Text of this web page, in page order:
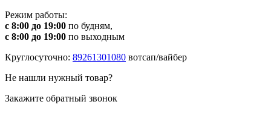
Режим работы:
с 8:00 до 19:00 по будням,
с 8:00 до 19:00 по выходным
Круглосуточно: 89261301080 вотсап/вайбер
Не нашли нужный товар?
Закажите обратный звонок